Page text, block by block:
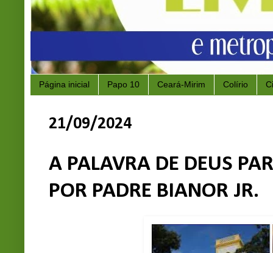
Página inicial Papo 10 Ceará-Mirim Colírio
21/09/2024
A PALAVRA DE DEUS
POR PADRE BIANOR JR.